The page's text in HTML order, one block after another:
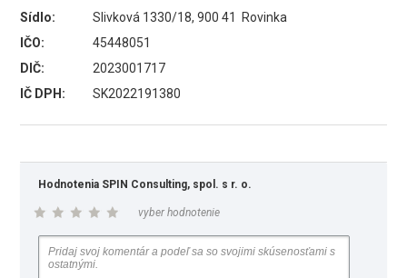
Sídlo:
Slivková 1330/18, 900 41 Rovinka
IČO:
45448051
DIČ:
2023001717
IČ DPH:
SK2022191380
Hodnotenia SPIN Consulting, spol. s r. o.
vyber hodnotenie